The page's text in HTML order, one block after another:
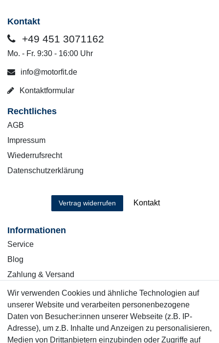
Kontakt
+49 451 3071162
Mo. - Fr. 9:30 - 16:00 Uhr
info@motorfit.de
Kontaktformular
Rechtliches
AGB
Impressum
Wiederrufsrecht
Datenschutzerklärung
Vertrag widerrufen Kontakt
Informationen
Service
Blog
Zahlung & Versand
Sicher einkaufen
Wir verwenden Cookies und ähnliche Technologien auf
unserer Website und verarbeiten personenbezogene
Daten von Besucher:innen unserer Webseite (z.B. IP-
Adresse), um z.B. Inhalte und Anzeigen zu personalisieren,
Medien von Drittanbietern einzubinden oder Zugriffe auf